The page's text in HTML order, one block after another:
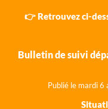
👉 Retrouvez ci-
Bulletin de suivi
Publié le mardi 6